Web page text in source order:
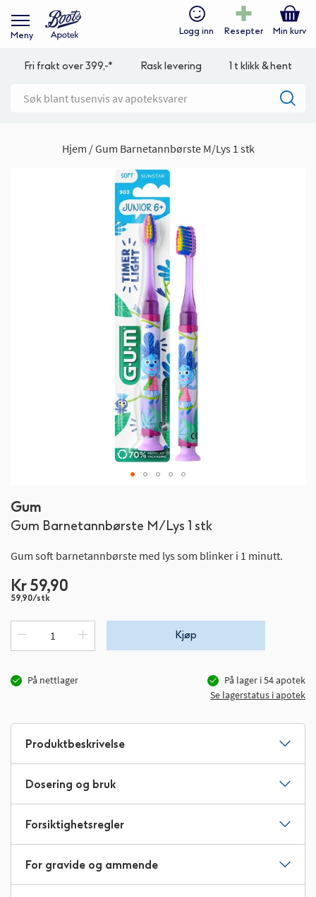
Meny Logg inn Resepter Min kurv
Fri frakt over 399,-* Rask levering 1 t klikk & hent
Hjem Gum Barnetannbørste M/Lys 1 stk
Gum
Gum Barnetannbørste M/Lys 1 stk
Gum soft barnetannbørste med lys som blinker i 1 minutt.
Kr 59,90
59,90/stk
Kjøp
På nettlager På lager i54apotek
Se lagerstatus i apotek
til
begynnelsen
bildegalleri
Produktbeskrivelse
Dosering og bruk
Forsiktighetsregler
For gravide og ammende